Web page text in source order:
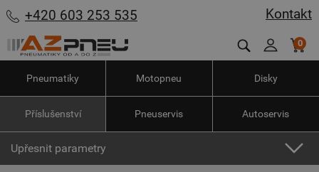
Kontakt
+420 603 253 535
0
Pneumatiky Motopneu Disky
Příslušenství Pneuservis Autoservis
Upřesnit parametry